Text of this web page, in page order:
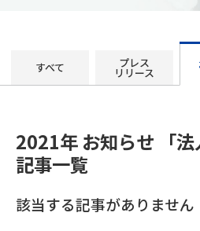
すべて プレス
リリース
2021年 お知らせ 「
記事一覧
該当する記事がありません